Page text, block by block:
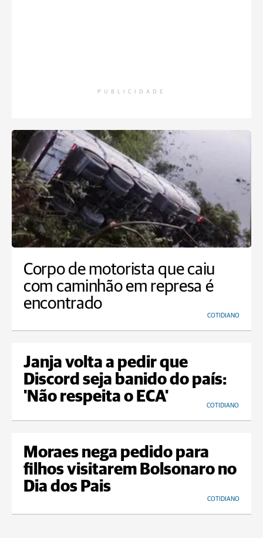
PUBLICIDADE
Corpo de motorista que caiu
com caminhão em represa é
encontrado
COTIDIANO
Janja volta a pedir que
Discord seja banido do país:
'Não respeita o ECA'
COTIDIANO
Moraes nega pedido para
filhos visitarem Bolsonaro no
Dia dos Pais
COTIDIANO